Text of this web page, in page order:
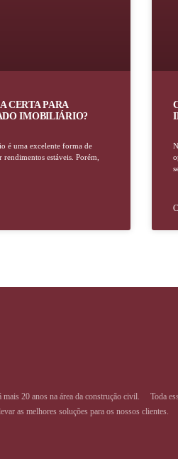
CERTA PARA
IMOBILIÁRIO?
é uma excelente forma de
estáveis. Porém,
mais 20 anos na área da construção civil. ⠀ Toda
as melhores soluções para os nossos clientes.